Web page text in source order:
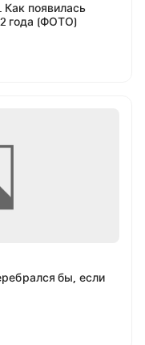
Как появилась
года (ФОТО)
бы, если